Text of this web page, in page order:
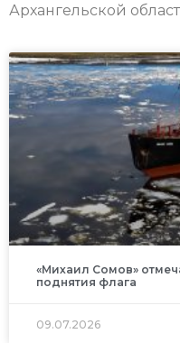
Архангельской
«Михаил Сомов»
поднятия флага
09.07.2026